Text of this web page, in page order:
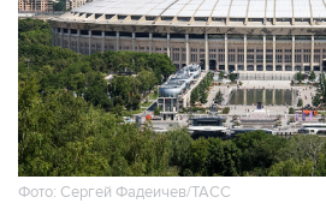
Фото: Сергей Фадеичев/ТАСС
Москва. 9 августа.